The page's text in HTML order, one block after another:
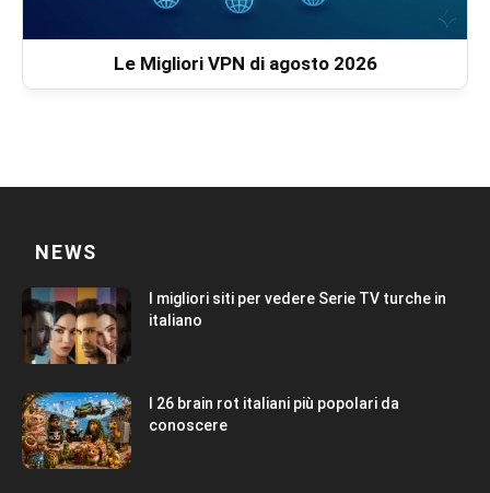
Le Migliori VPN di agosto 2026
NEWS
I migliori siti per vedere Serie TV turche in
italiano
I 26 brain rot italiani più popolari da
conoscere